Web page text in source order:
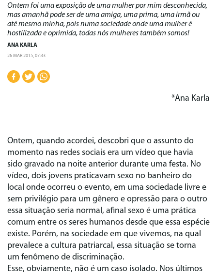
Ontem foi uma exposição de uma mulher por mim desconhecida,
mas amanhã pode ser de uma amiga, uma prima, uma irmã ou
até mesmo minha, pois numa sociedade onde uma mulher é
hostilizada e oprimida, todas nós mulheres também somos!
ANA KARLA
26 MAR 2015, 07:33
*Ana Karla
Ontem, quando acordei, descobri que o assunto do
momento nas redes sociais era um vídeo que havia
sido gravado na noite anterior durante uma festa. No
vídeo, dois jovens praticavam sexo no banheiro do
local onde ocorreu o evento, em uma sociedade livre e
sem privilégio para um gênero e opressão para o outro
essa situação seria normal, afinal sexo é uma prática
comum entre os seres humanos desde que essa espécie
existe. Porém, na sociedade em que vivemos, na qual
prevalece a cultura patriarcal, essa situação se torna
um fenômeno de discriminação.
Esse, obviamente, não é um caso isolado. Nos últimos